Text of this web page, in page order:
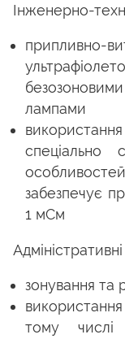
Інженерно-
припливно-
лампами
спеціально
забезпечує
1 мСм
зонування та
тому